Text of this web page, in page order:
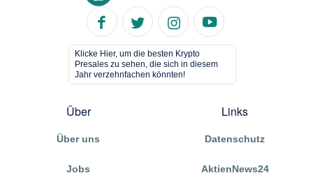
Klicke Hier, um die besten Krypto
Presales zu sehen, die sich in diesem
Jahr verzehnfachen könnten!
Über
Über uns
Jobs
Links
Datenschutz
AktienNews24